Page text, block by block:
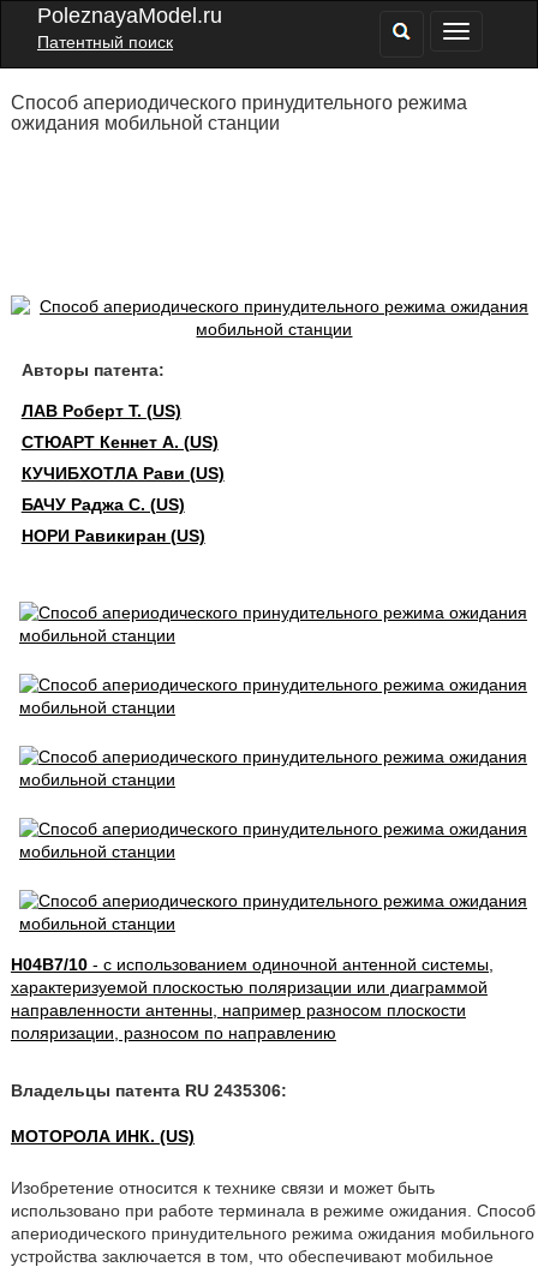
PoleznayaModel.ru
Патентный поиск
Способ апериодического принудительного режима
ожидания мобильной станции
Авторы патента:
ЛАВ Роберт Т. (US)
СТЮАРТ Кеннет А. (US)
КУЧИБХОТЛА Рави (US)
БАЧУ Раджа С. (US)
НОРИ Равикиран (US)
H04B7/10- с использованием одиночной антенной системы,
характеризуемой плоскостью поляризации или диаграммой
направленности антенны, например разносом плоскости
поляризации, разносом по направлению
Владельцы патента RU 2435306:
МОТОРОЛА ИНК. (US)
Изобретение относится к технике связи и может быть
использовано при работе терминала в режиме ожидания. Способ
апериодического принудительного режима ожидания мобильного
устройства заключается в том, что обеспечивают мобильное